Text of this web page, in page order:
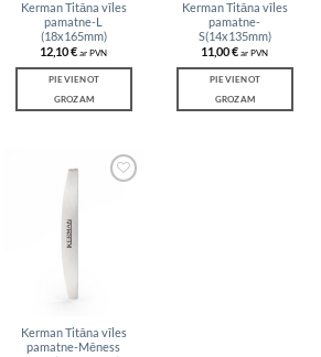
Kerman Titāna vīles
pamatne-L
(18x165mm)
12,10€ ar PVN
PIEVIENOT
GROZAM
Kerman Titāna vīles
pamatne-
S(14x135mm)
11,00€ ar PVN
PIEVIENOT
GROZAM
Kerman Titāna vīles
pamatne-Mēness